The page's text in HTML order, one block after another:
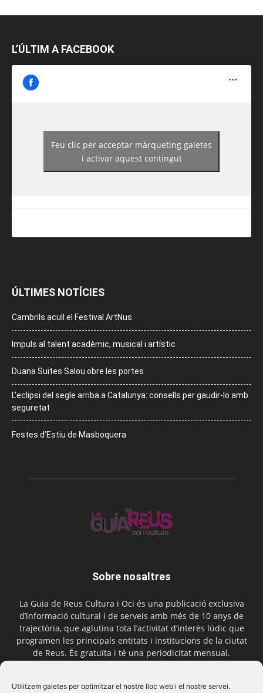
Utilitzem galetes per optimitzar el nostre lloc web i el nostre servei.
L’ÚLTIM A FACEBOOK
https://www.facebook.com/guiadereus/
Feu clic per acceptar màrqueting galetes
i activar aquest contingut
ÚLTIMES NOTÍCIES
Cambrils acull el Festival ArtNus
Impuls al talent acadèmic, musical i artístic
Duana Suites Salou obre les portes
L’eclipsi del segle arriba a Catalunya: consells per gaudir-lo amb
seguretat
Festes d’Estiu de Masboquera
Sobre nosaltres
La Guia de Reus Cultura i Oci és una publicació exclusiva
d’informació cultural i de serveis amb més de 10 anys de
trajectòria, que aglutina tota l’activitat d’interès lúdic que
programen les principals entitats i institucions de la ciutat
de Reus. És gratuïta i té una periodicitat mensual.